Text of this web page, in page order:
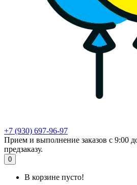
+7 (930) 697-96-97
Прием и выполнение заказов с 9:00
предзаказу.
0
В корзине пусто!